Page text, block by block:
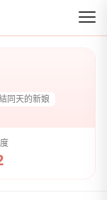
同天的新娘